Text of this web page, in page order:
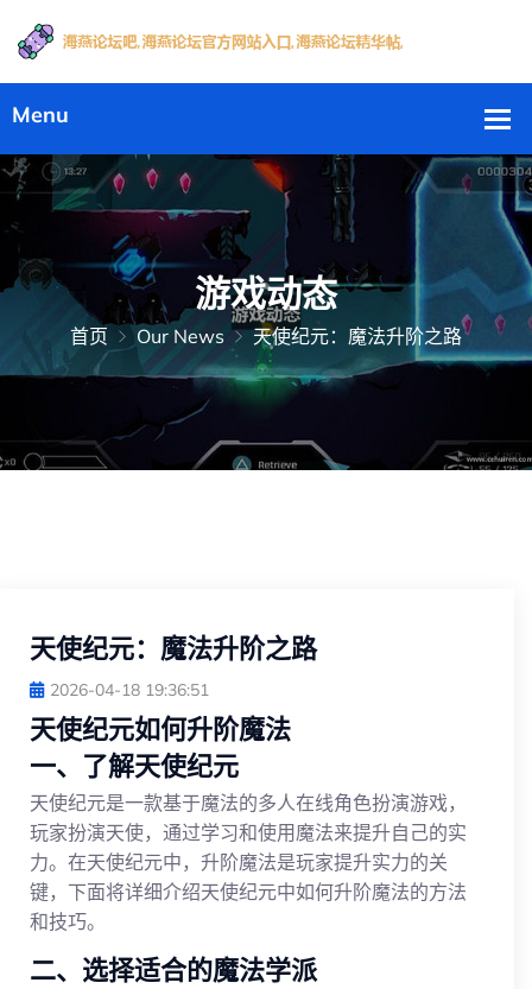
游戏动态
首页 Our News 天使纪元：魔法升阶之路
天使纪元：魔法升阶之路
2026-04-18 19:36:51
天使纪元如何升阶魔法
一、了解天使纪元
天使纪元是一款基于魔法的多人在线角色扮演游戏，
玩家扮演天使，通过学习和使用魔法来提升自己的实
力。在天使纪元中，升阶魔法是玩家提升实力的关
键，下面将详细介绍天使纪元中如何升阶魔法的方法
和技巧。
二、选择适合的魔法学派